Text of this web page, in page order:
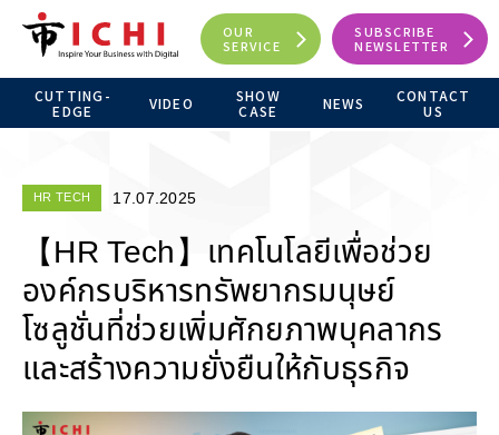
OUR
SERVICE
SUBSCRIBE
NEWSLETTER
CUTTING-
EDGE
VIDEO
SHOW
CASE
NEWS
CONTACT
US
HR TECH 17.07.2025
【HR Tech】เทคโนโลยีเพื่อช่วย
องค์กรบริหารทรัพยากรมนุษย์
โซลูชั่นที่ช่วยเพิ่มศักยภาพบุคลากร
และสร้างความยั่งยืนให้กับธุรกิจ